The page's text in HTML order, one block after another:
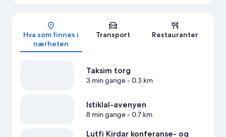
Kart
Hva som finnes i
nærheten
Transport Restauranter
Taksim torg
3 min gange- 0.3 km
Istiklal-avenyen
8 min gange- 0.7 km
Lutfi Kirdar konferanse- og